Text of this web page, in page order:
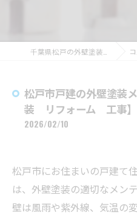
コラム
松戸市戸建の外壁塗装
装 リフォーム 工事】
2026/02/10
松戸市にお住まいの戸建て
は、外壁塗装の適切なメン
壁は風雨や紫外線、気温の